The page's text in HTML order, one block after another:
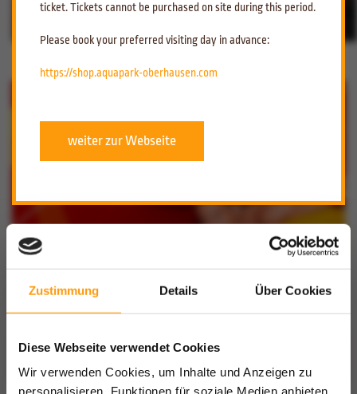
Zustimmung Details Über Cookies
Diese Webseite verwendet Cookies
Wir verwenden Cookies, um Inhalte und Anzeigen zu
personalisieren, Funktionen für soziale Medien anbieten
ticket. Tickets cannot be purchased on site during this period.
Please book your preferred visiting day in advance:
https://shop.aquapark-oberhausen.com
weiter zur Webseite
RUTSCHENWELT DER SUPERLATIVE